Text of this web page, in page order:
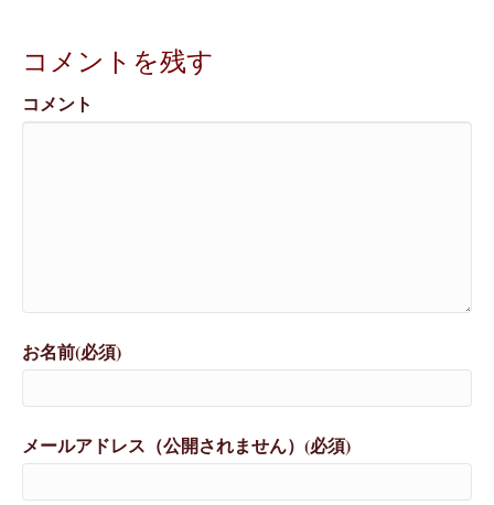
コメントを残す
コメント
お名前(必須)
メールアドレス（公開されません）(必須)